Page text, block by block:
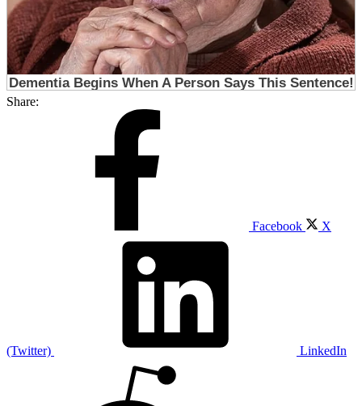
Share:
Facebook X
(Twitter) LinkedIn